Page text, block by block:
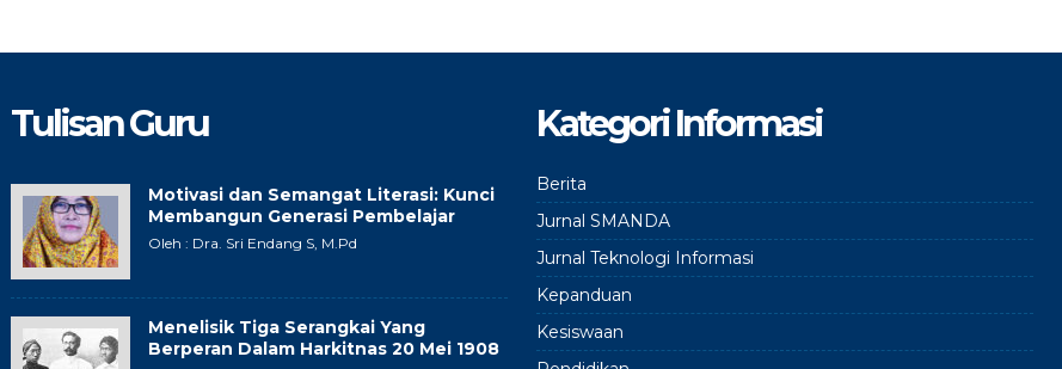
Tulisan Guru
Motivasi dan Semangat Literasi: Kunci
Membangun Generasi Pembelajar
Oleh : Dra. Sri Endang S, M.Pd
Menelisik Tiga Serangkai Yang
Berperan Dalam Harkitnas 20 Mei 1908
Kategori Informasi
Berita
Jurnal SMANDA
Jurnal Teknologi Informasi
Kepanduan
Kesiswaan